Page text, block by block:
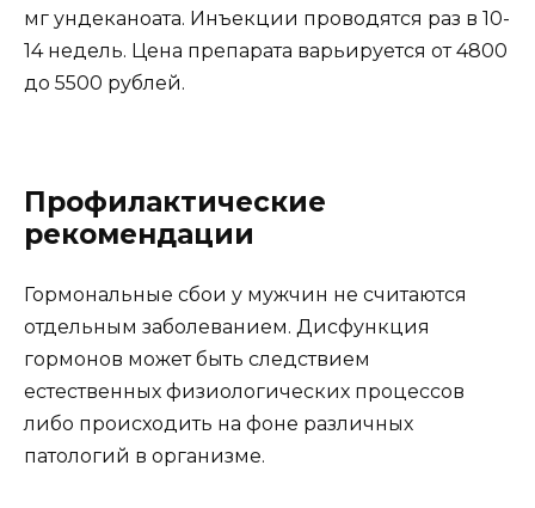
мг ундеканоата. Инъекции проводятся раз в 10-
14 недель. Цена препарата варьируется от 4800
до 5500 рублей.
Профилактические
рекомендации
Гормональные сбои у мужчин не считаются
отдельным заболеванием. Дисфункция
гормонов может быть следствием
естественных физиологических процессов
либо происходить на фоне различных
патологий в организме.